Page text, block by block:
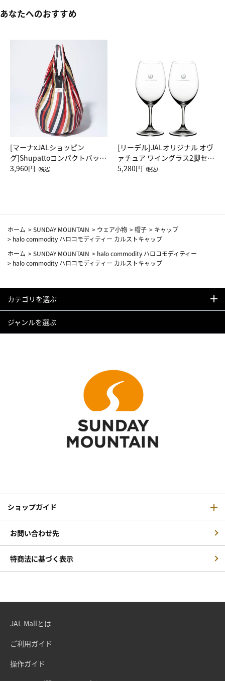
あなたへのおすすめ
[マーナxJALショッピン
グ]Shupattoコンパクトバッグ
Drop JAL客室乗務員（LC）ス
3,960円 （税込）
[リーデル]JALオリジナル オヴ
ァチュア ワイングラス2脚セッ
ト（レッドワイン）
5,280円 （税込）
ホーム >SUNDAY MOUNTAIN > ウェア小物 >帽子 > キャップ
> halo commodity ハロコモディティー カルストキャップ
ホーム >SUNDAY MOUNTAIN > halo commodity ハロコモディティー
> halo commodity ハロコモディティー カルストキャップ
カテゴリを選ぶ
ジャンルを選ぶ
ショップガイド
お問い合わせ先
特商法に基づく表示
JAL Mallとは
ご利用ガイド
操作ガイド